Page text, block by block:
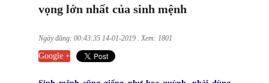
vọng lớn nhất của sinh mệnh
Ngày đăng: 00:43:35 14-01-2019 . Xem: 1801
Google +